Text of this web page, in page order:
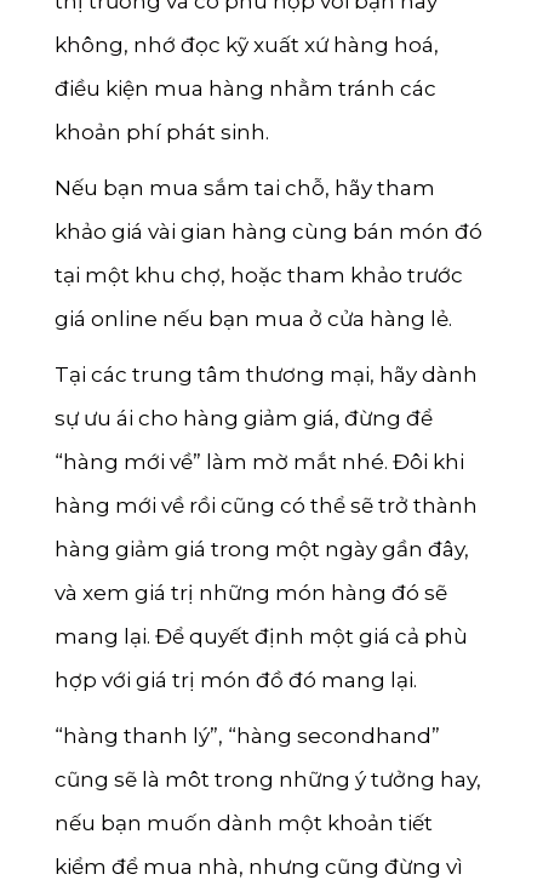
không, nhớ đọc kỹ xuất xứ hàng hoá,
điều kiện mua hàng nhằm tránh các
khoản phí phát sinh.
Nếu bạn mua sắm tai chỗ, hãy tham
khảo giá vài gian hàng cùng bán món đó
tại một khu chợ, hoặc tham khảo trước
giá online nếu bạn mua ở cửa hàng lẻ.
Tại các trung tâm thương mại, hãy dành
sự ưu ái cho hàng giảm giá, đừng để
“hàng mới về” làm mờ mắt nhé. Đôi khi
hàng mới về rồi cũng có thể sẽ trở thành
hàng giảm giá trong một ngày gần đây,
và xem giá trị những món hàng đó sẽ
mang lại. Để quyết định một giá cả phù
hợp với giá trị món đồ đó mang lại.
“hàng thanh lý”, “hàng secondhand”
cũng sẽ là môt trong những ý tưởng hay,
nếu bạn muốn dành một khoản tiết
kiểm để mua nhà, nhưng cũng đừng vì